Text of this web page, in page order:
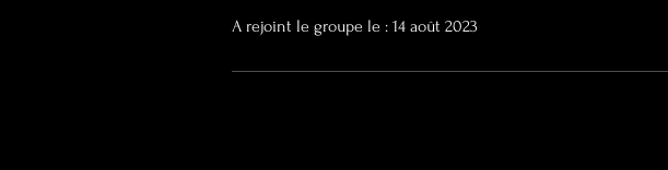
A rejoint le groupe le : 14 août 2023